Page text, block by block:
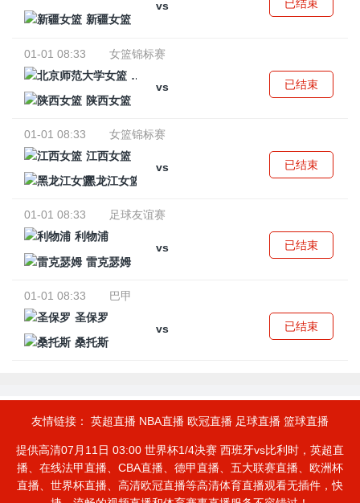
vs
新疆女篮
已结束
01-01 08:33
女篮锦标赛
北京师范大学女篮
vs
陕西女篮
已结束
01-01 08:33
女篮锦标赛
江西女篮
vs
黑龙江女篮
已结束
01-01 08:33
足球友谊赛
利物浦
vs
雷克瑟姆
已结束
01-01 08:33
巴甲
圣保罗
vs
桑托斯
已结束
友情链接： 英超直播 NBA直播 欧冠直播 足球直播 篮球直播
提供高清07月11日 03:00 世界杯1/4决赛 西班牙vs比利时，英超直
播、在线法甲直播、CBA直播、德甲直播、五大联赛直播、欧洲杯
直播、世界杯直播、高清欧冠直播等高清体育直播观看无插件，快